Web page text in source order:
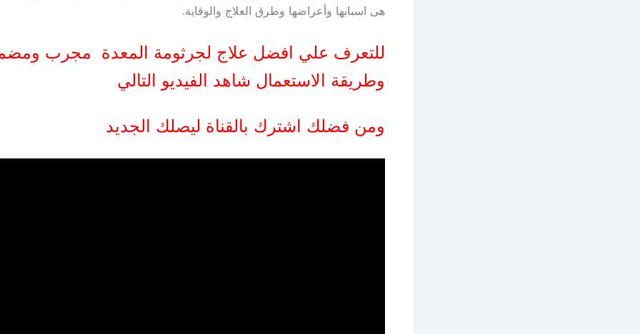
هى اسبابها وأعراضها وطرق العلاج والوقاية.
للتعرف علي افضل علاج لجرثومة المعدة مجرب
وطريقة الاستعمال شاهد الفيديو التالي
ومن فضلك اشترك بالقناة ليصلك الجديد